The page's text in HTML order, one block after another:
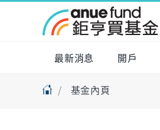
最新消息 開戶
基金內頁